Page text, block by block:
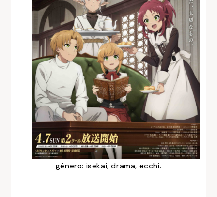
género: isekai, drama, ecchi.